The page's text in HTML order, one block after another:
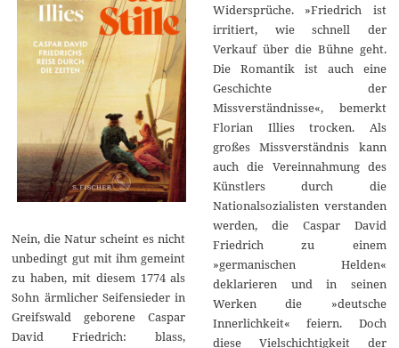
Nein, die Natur scheint es nicht
unbedingt gut mit ihm gemeint
zu haben, mit diesem 1774 als
Sohn ärmlicher Seifensieder in
Greifswald geborene Caspar
David Friedrich: blass,
Widersprüche. »Friedrich ist
irritiert, wie schnell der
Verkauf über die Bühne geht.
Die Romantik ist auch eine
Geschichte der
Missverständnisse«, bemerkt
Florian Illies trocken. Als
großes Missverständnis kann
auch die Vereinnahmung des
Künstlers durch die
Nationalsozialisten verstanden
werden, die Caspar David
Friedrich zu einem
»germanischen Helden«
deklarieren und in seinen
Werken die »deutsche
Innerlichkeit« feiern. Doch
diese Vielschichtigkeit der